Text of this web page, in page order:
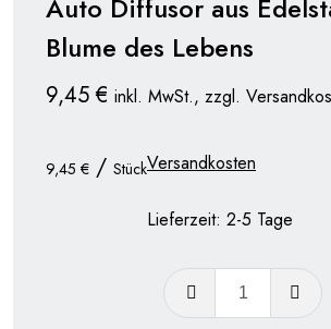
Auto Diffusor aus
Blume des Lebens
9,45€ inkl. MwSt., zzgl.
9,45 € / StückVersandkosten
Lieferzeit: 2-5 Tage
Auto
Diffusor